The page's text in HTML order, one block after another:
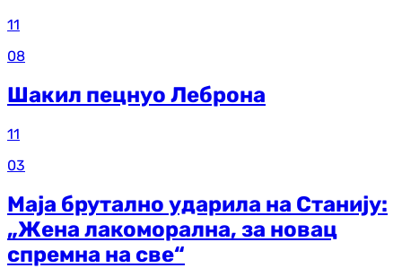
11
08
Шакил пецнуо Леброна
11
03
Маја брутално ударила на Станију:
„Жена лакоморална, за новац
спремна на све“